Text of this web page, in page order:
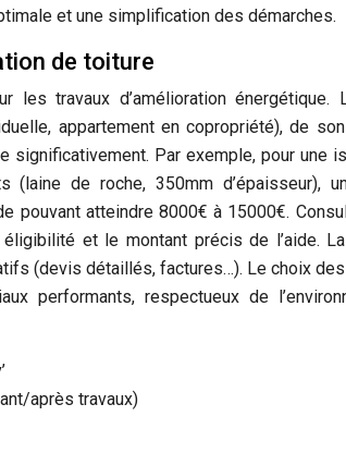
et une simplification des démarches.
de toiture
les travaux d’amélioration énergétique.
appartement en copropriété), de
significativement. Par exemple, pour une
(laine de roche, 350mm d’épaisseur),
pouvant atteindre 8000€ à 15000€.
et le montant précis de l’aide.
(devis détaillés, factures…). Le choix
performants, respectueux de
après travaux)